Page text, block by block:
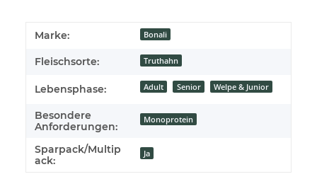
Marke: Bonali
Fleischsorte: Truthahn
Lebensphase: Adult Senior Welpe & Junior
Besondere
Anforderungen:
Monoprotein
Sparpack/Multip
ack:
Ja